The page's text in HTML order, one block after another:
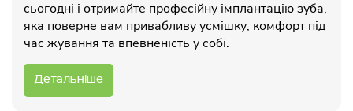
сьогодні і отримайте професійну імплантацію зуба,
яка поверне вам привабливу усмішку, комфорт під
час жування та впевненість у собі.
Детальніше